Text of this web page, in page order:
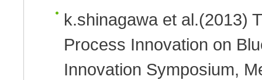
k.shinagawa et al.(2013)
Process Innovation on
Innovation Symposium,